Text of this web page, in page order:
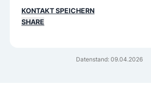
Datenstand: 09.04.2026
KONTAKT SPEICHERN
SHARE